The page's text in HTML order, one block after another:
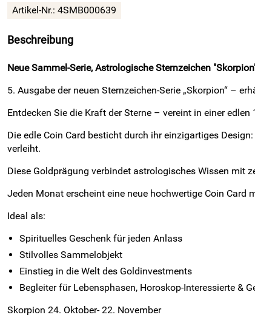
Artikel-Nr.: 4SMB000639
Beschreibung
Neue Sammel-Serie, Astrologische Sternzeichen
5. Ausgabe der neuen Sternzeichen-Serie „Skorpion“ –
Entdecken Sie die Kraft der Sterne – vereint in einer
Die edle Coin Card besticht durch ihr einzigartiges
verleiht.
Diese Goldprägung verbindet astrologisches Wissen mit
Jeden Monat erscheint eine neue hochwertige Coin Card
Ideal als:
Spirituelles Geschenk für jeden Anlass
Stilvolles Sammelobjekt
Einstieg in die Welt des Goldinvestments
Begleiter für Lebensphasen, Horoskop-Interessierte &
Skorpion 24. Oktober- 22. November